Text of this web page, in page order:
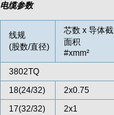
电缆参数
线规
(股数/直径)
芯数 x 导体截
面积
#xmm²
3802TQ
18(24/32)
2x0.75
17(32/32)
2x1